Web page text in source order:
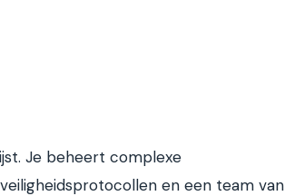
Je beheert complexe
en een team van